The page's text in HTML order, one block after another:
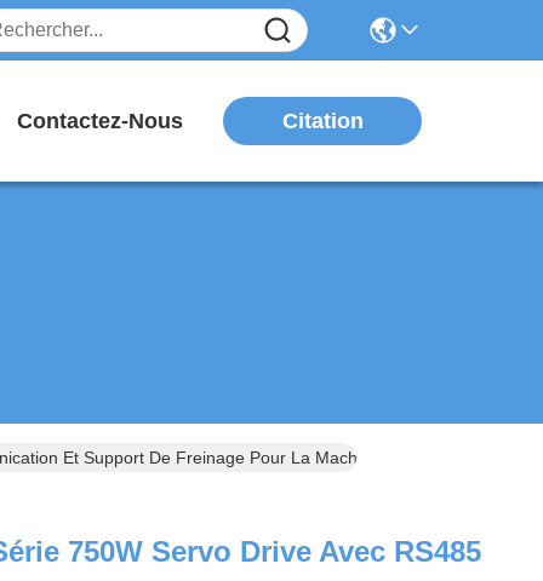
Contactez-Nous Citation
Et Support De Freinage Pour La Machine À Ceinture D'épaule
750W Servo Drive Avec RS485